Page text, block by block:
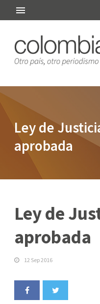
Ley de
aprobada
Ley de
aprobada
12 Sep 2016